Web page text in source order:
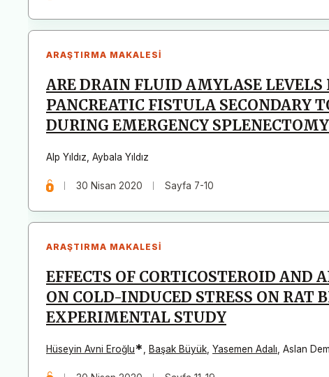
ARAŞTIRMA MAKALESI
ARE DRAIN FLUID AMYLASE LEVELS
PANCREATIC FISTULA SECONDARY
DURING EMERGENCY
Alp Yıldız Aybala Yıldız
30 Nisan 2020 Sayfa 7-10
ARAŞTIRMA MAKALESI
EFFECTS OF CORTICOSTEROID
ON COLD-INDUCED STRESS ON RAT
EXPERIMENTAL STUDY
Hüseyin Avni Eroğlu* Başak Büyük Yasemen Adalı Aslan